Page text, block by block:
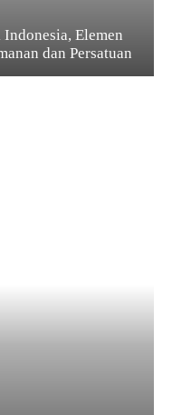
Elemen
dan Persatuan